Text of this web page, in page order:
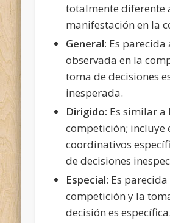
totalmente diferente
manifestación en la
General: Es parecida
observada en la
toma de decisiones
inesperada.
Dirigido: Es similar a
competición; incluye
coordinativos
de decisiones
Especial: Es parecida
competición y la
decisión es específica.